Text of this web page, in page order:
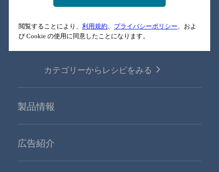
ごはんとおつまみレシピ
カテゴリーからレシピをみる
製品情報
広告紹介
閲覧することにより、 利用規約、 プライバシーポリシー、およ
び Cookie の使用に同意したことになります。